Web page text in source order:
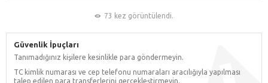
73 kez görüntülendi.
Güvenlik İpuçları
Tanımadığınız kişilere kesinlikle para göndermeyin.
TC kimlik numarası ve cep telefonu numaraları aracılığıyla yapılması
talep edilen para transferlerini gerçekleştirmeyin.